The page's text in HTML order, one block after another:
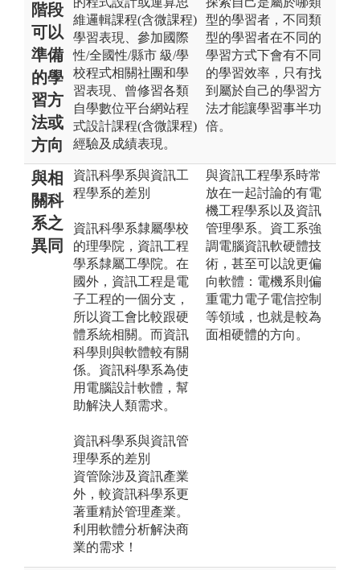
階段
可以
準備
的學
習方
法或
方向
維邏輯課程(含微課程)
學習表現、參加國際
性/全國性/縣市 級/學
校程式相關社團和學
習表現、曾修習各類
自學數位平台網站程
式設計課程(含微課程)
經驗及成績表現。
型的學習者，不同類
型的學習者在不同的
學習方式下會有不同
的學習效率，只有找
到屬於自己的學習方
法才能讓學習事半功
倍。
與相
關科
系之
異同
資訊科學系與資訊工
程學系的差別
資訊科學系隸屬學校
的理學院，資訊工程
學系隸屬工學院。在
國外，資訊工程是電
子工程的一個分支，
所以資工會比較跟硬
體系統相關。而資訊
科學則與軟體較有關
係。資訊科學系為使
用電腦設計軟體，幫
助解決人類需求。
資訊科學系與資訊管
理學系的差別
資管除涉及資訊產業
外，較資訊科學系更
著重精於管理產業。
利用軟體分析解決商
業的需求！
與資訊工程學系時常
放在一起討論的有電
機工程學系以及資訊
管理學系。資工系強
調電腦資訊軟硬體技
術，甚至可以說更偏
向軟體：電機系則偏
重電力電子電信控制
等領域，也就是較為
面相硬體的方向。